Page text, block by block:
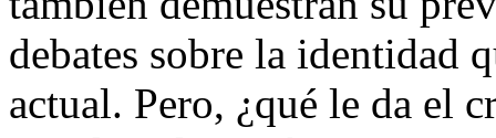
debates sobre la identidad
actual. Pero, ¿qué le da el